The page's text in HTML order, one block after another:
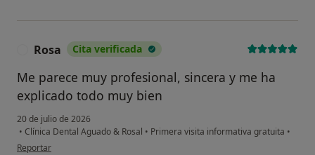
Rosa Cita verificada
Me parece muy profesional, sincera y me ha
explicado todo muy bien
20 de julio de 2026
• Clínica Dental Aguado & Rosal • Primera visita informativa gratuita •
en opinión del usuario Rosa
Reportar